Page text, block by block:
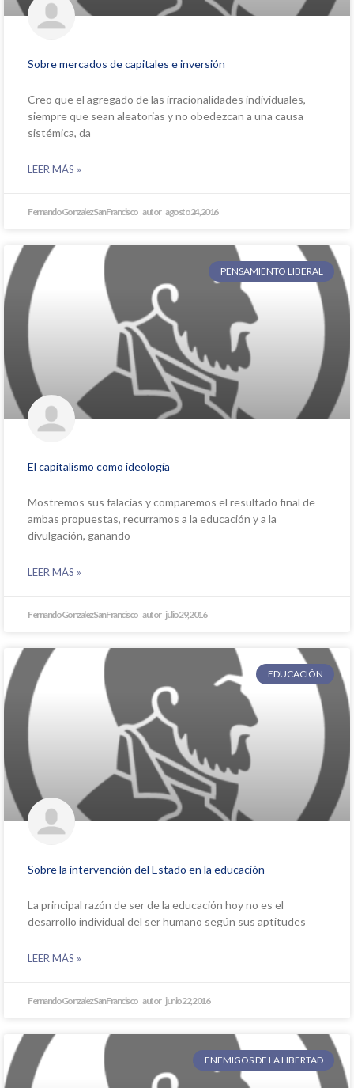
Sobre mercados de capitales e inversión
Creo que el agregado de las irracionalidades individuales,
siempre que sean aleatorias y no obedezcan a una causa
sistémica, da
LEER MÁS »
Fernando Gonzalez San Francisco agosto 24, 2016
PENSAMIENTO LIBERAL
El capitalismo como ideología
Mostremos sus falacias y comparemos el resultado final de
ambas propuestas, recurramos a la educación y a la
divulgación, ganando
LEER MÁS »
Fernando Gonzalez San Francisco julio 29, 2016
EDUCACIÓN
Sobre la intervención del Estado en la educación
La principal razón de ser de la educación hoy no es el
desarrollo individual del ser humano según sus aptitudes
LEER MÁS »
Fernando Gonzalez San Francisco junio 22, 2016
ENEMIGOS DE LA LIBERTAD